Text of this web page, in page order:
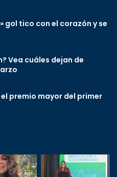
gol tico con el corazón y se
Vea cuáles dejan de
el premio mayor del primer